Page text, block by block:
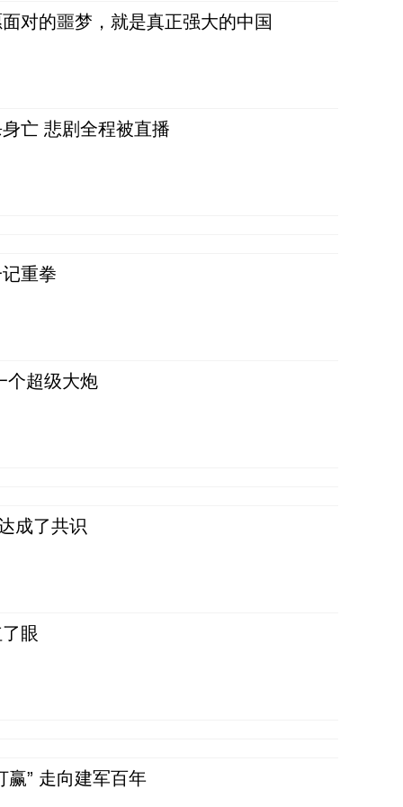
对的噩梦，就是真正强大的中国
亡 悲剧全程被直播
重拳
个超级大炮
成了共识
眼
赢” 走向建军百年